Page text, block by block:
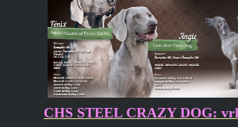
CHS STEEL CRAZY DOG: